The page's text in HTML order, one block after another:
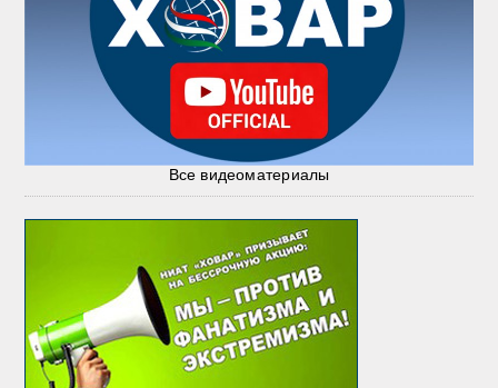
Все видеоматериалы